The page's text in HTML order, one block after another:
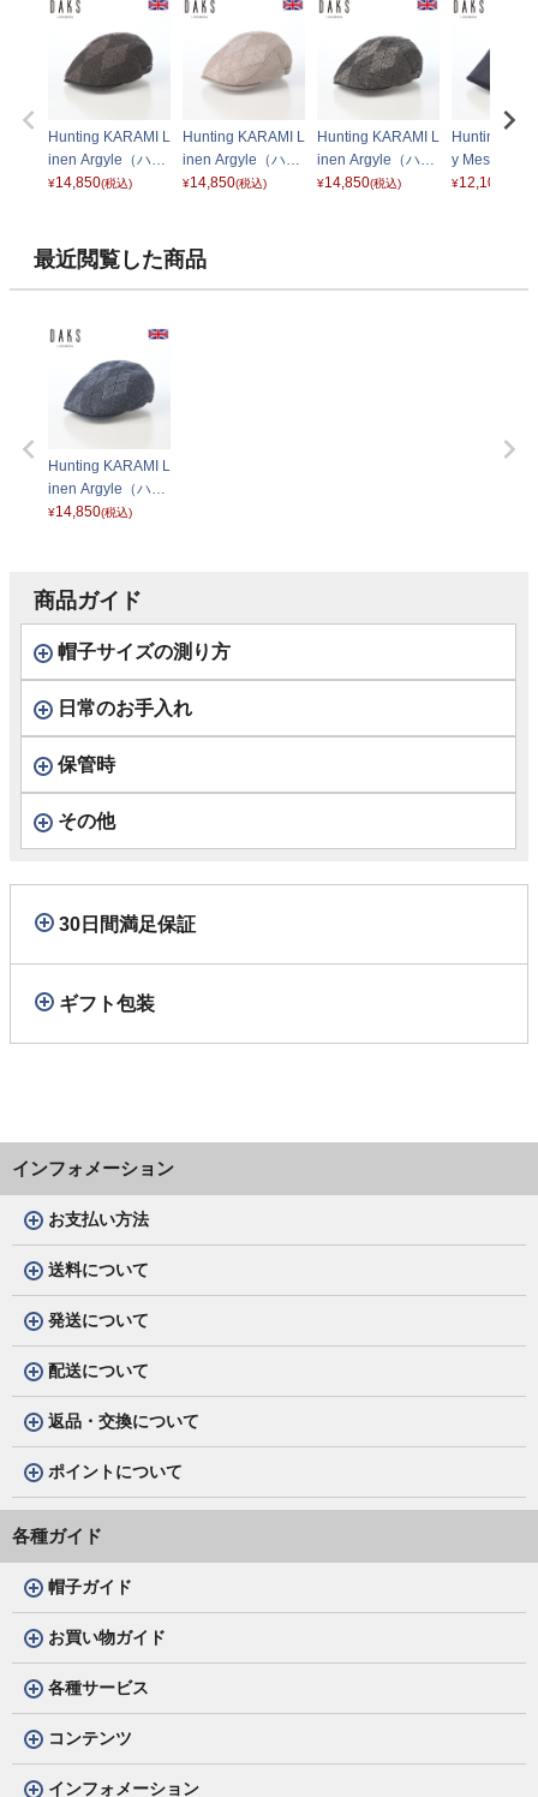
Hunting KARAMI L
inen Argyle（ハン
チング カラミリネ
¥14,850(税込)
Hunting KARAMI L
inen Argyle（ハン
チング カラミリネ
ジュ
¥14,850(税込)
Hunting KARAMI L
inen Argyle（ハン
チング カラミリネ
¥14,850(税込)
Hunting
y Mesh（ハ
グ シャンブ
¥12,100
最近閲覧した商品
Hunting KARAMI L
inen Argyle（ハン
チング カラミリネ
¥14,850(税込)
商品ガイド
帽子サイズの測り方
日常のお手入れ
保管時
その他
30日間満足保証
ギフト包装
インフォメーション
お支払い方法
送料について
発送について
配送について
返品・交換について
ポイントについて
各種ガイド
帽子ガイド
お買い物ガイド
各種サービス
コンテンツ
インフォメーション